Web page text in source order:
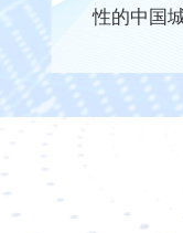
性的中国